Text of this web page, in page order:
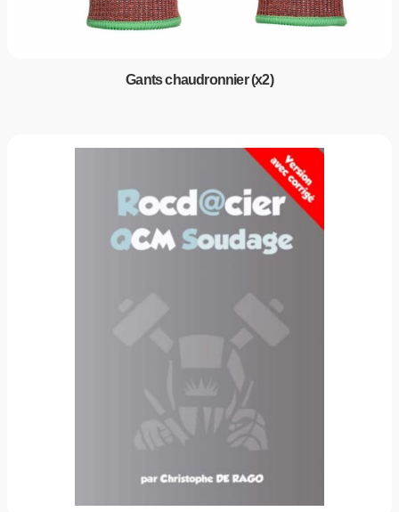
Gants chaudronnier (x2)